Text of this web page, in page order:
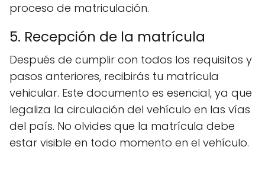
proceso de matriculación.
5. Recepción de la matrícula
Después de cumplir con todos los requisitos y
pasos anteriores, recibirás tu matrícula
vehicular. Este documento es esencial, ya que
legaliza la circulación del vehículo en las vías
del país. No olvides que la matrícula debe
estar visible en todo momento en el vehículo.